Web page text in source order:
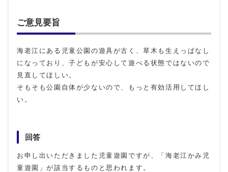
ご意見要旨
海老江にある児童公園の遊具が古く、草木も生えっぱなし
になっており、子どもが安心して遊べる状態ではないので
見直してほしい。
そもそも公園自体が少ないので、もっと有効活用してほし
い。
回答
お申し出いただきました児童遊園ですが、「海老江かみ児
童遊園」が該当するものと思われます。